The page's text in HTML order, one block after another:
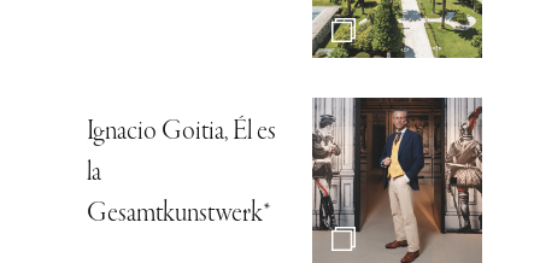
Ignacio Goitia, Él es
la
Gesamtkunstwerk*